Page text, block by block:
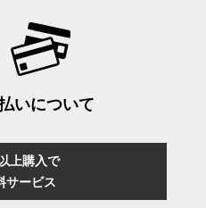
いについて
上購入で
サービス